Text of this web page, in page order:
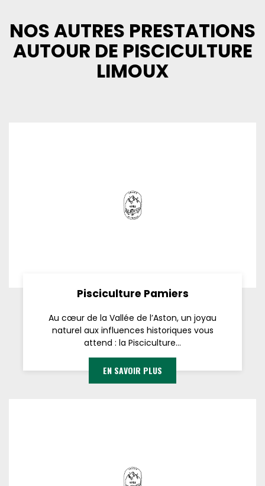
NOS AUTRES PRESTATIONS
AUTOUR DE PISCICULTURE
LIMOUX
Pisciculture Pamiers
Au cœur de la Vallée de l’Aston, un joyau
naturel aux influences historiques vous
attend : la Pisciculture...
EN SAVOIR PLUS